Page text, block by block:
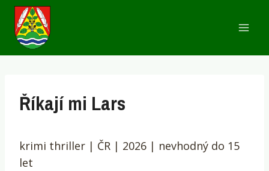
Přeskočit
obsah
Říkají mi Lars
krimi thriller | ČR | 2026 | nevhodný do 15
let